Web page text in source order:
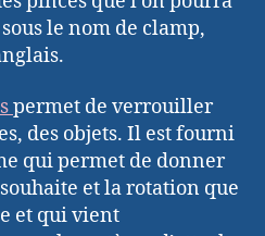
le nom de clamp,
permet de verrouiller
des objets. Il est fourni
qui permet de donner
et la rotation que
et qui vient